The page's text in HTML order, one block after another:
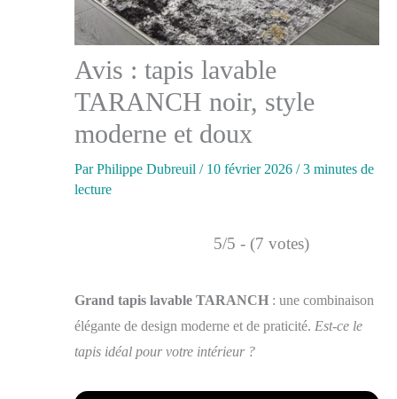
Avis : tapis lavable
TARANCH noir, style
moderne et doux
ParPhilippe Dubreuil / 10 février 2026 /3 minutes de
lecture
5/5 - (7 votes)
Grand tapis lavable TARANCH : une combinaison
élégante de design moderne et de praticité. Est-ce le
tapis idéal pour votre intérieur ?